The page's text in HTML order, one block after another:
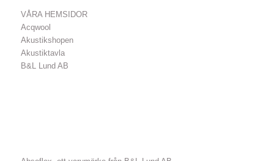
VÅRA HEMSIDOR
Acqwool
Akustikshopen
Akustiktavla
B&L Lund AB